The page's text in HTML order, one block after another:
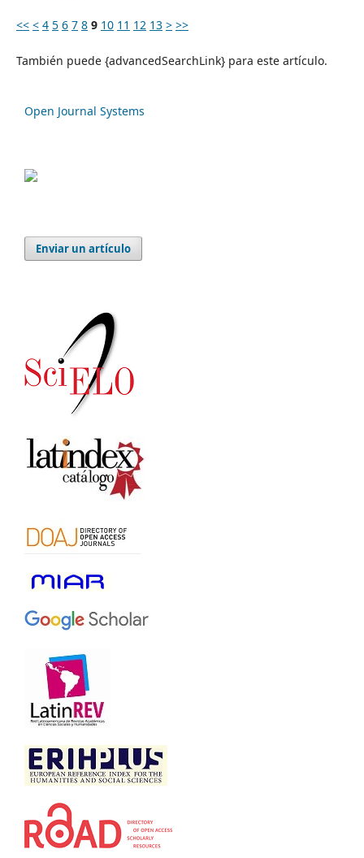
<< < 4 5 6 7 8 9 10 11 12 13 > >>
También puede {advancedSearchLink} para este artículo.
Open Journal Systems
Enviar un artículo